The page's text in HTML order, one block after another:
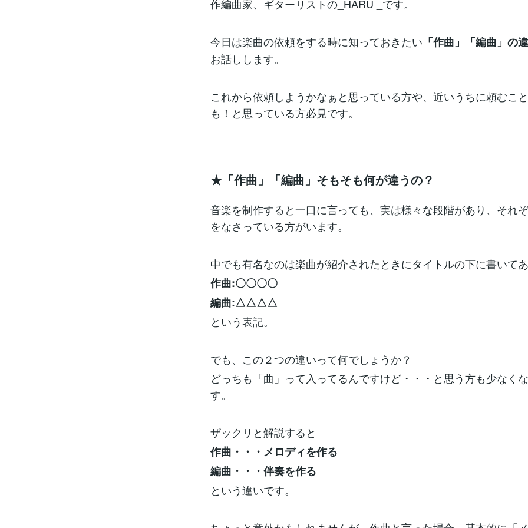
作編曲家、ギターリストの_HARU _です。
今日は楽曲の依頼をする時に知っておきたい 「作曲」「編曲」の
お話しします。
これから依頼しようかなぁと思っている方や、近いうちに頼むこ
も！と思っている方必見です。
★「作曲」「編曲」そもそも何が違うの？
音楽を制作すると一口に言っても、実は様々な段階があり、それ
をなさっている方がいます。
中でも有名なのは楽曲が紹介されたときにタイトルの下に書いて
作曲:〇〇〇〇
編曲:△△△△
という表記。
でも、この２つの違いって何でしょうか？
どっちも「曲」って入ってるんですけど・・・と思う方も少なく
す。
ザックリと解説すると
作曲・・・メロディを作る
編曲・・・伴奏を作る
という違いです。